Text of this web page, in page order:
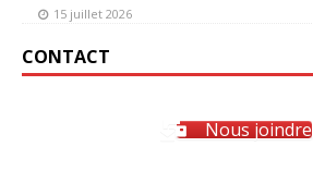
15 juillet 2026
CONTACT
Nous joindre